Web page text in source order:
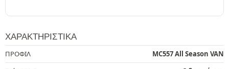
ΧΑΡΑΚΤΗΡΙΣΤΙΚΆ
ΠΡΟΦΙΛ
MC557 All Season VAN